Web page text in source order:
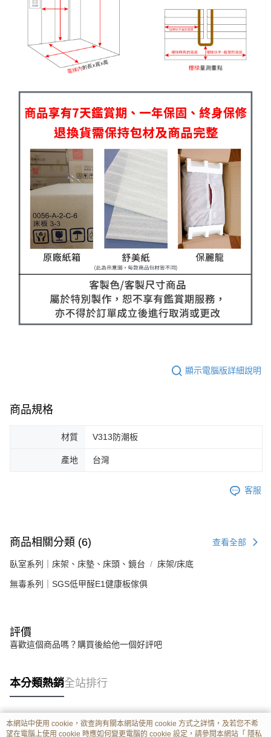
顯示電腦版詳細說明
商品規格
材質 V313防潮板
產地 台灣
客服
商品相關分類 (6) 查看全部
臥室系列｜床架、床墊、床頭、鏡台 床架/床底
無毒系列｜SGS低甲醛E1健康板傢俱
評價
喜歡這個商品嗎？購買後給他一個好評吧
本分類熱銷全站排行
熱門標籤
本網站中使用 cookie，欲查詢有關本網站使用 cookie 方式之詳情，及若您不希
望在電腦上使用 cookie 時應如何變更電腦的 cookie 設定，請參閱本網站「 隱私